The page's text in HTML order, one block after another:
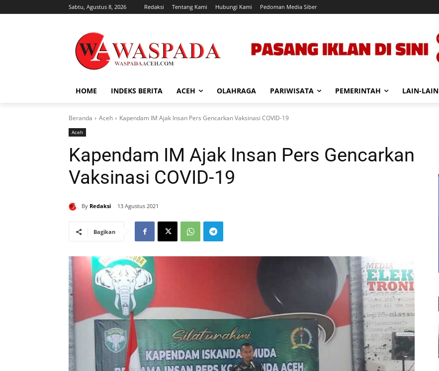
Sabtu, Agustus 8, 2026 Redaksi Tentang Kami Hubungi Kami Pedoman Media Siber
HOME INDEKS BERITA ACEH OLAHRAGA PARIWISATA PEMERINTAH LAIN-LAIN
Beranda Aceh Kapendam IM Ajak Insan Pers Gencarkan Vaksinasi COVID-19
Aceh
Kapendam IM Ajak Insan Pers Gencarkan
Vaksinasi COVID-19
By Redaksi 13 Agustus 2021
Bagikan